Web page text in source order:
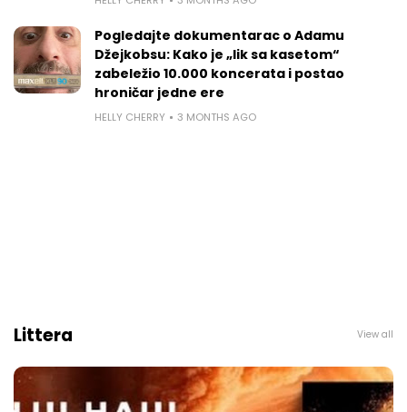
Pogledajte dokumentarac o Adamu
Džejkobsu: Kako je „lik sa kasetom“
zabeležio 10.000 koncerata i postao
hroničar jedne ere
HELLY CHERRY 3 MONTHS AGO
Littera View all